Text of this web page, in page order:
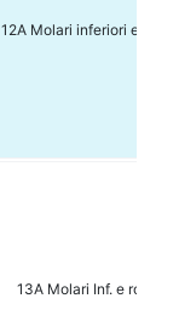
12A Molari inferiori e rotti
13A Molari Inf. e rotti 1